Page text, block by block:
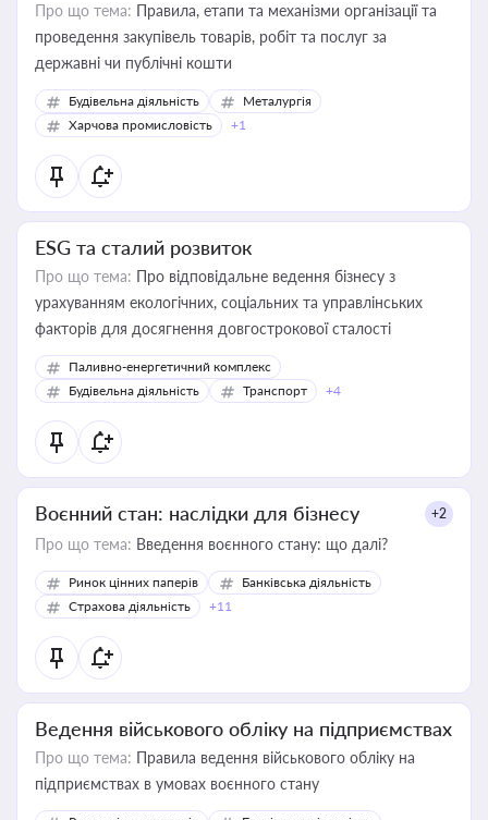
Про що тема: Правила, етапи та механізми організації та
проведення закупівель товарів, робіт та послуг за
державні чи публічні кошти
Будівельна діяльність
Металургія
Харчова промисловість
+1
ESG та сталий розвиток
Про що тема: Про відповідальне ведення бізнесу з
урахуванням екологічних, соціальних та управлінських
факторів для досягнення довгострокової сталості
Паливно-енергетичний комплекс
Будівельна діяльність
Транспорт +4
Воєнний стан: наслідки для бізнесу +2
Про що тема: Введення воєнного стану: що далі?
Ринок цінних паперів
Банківська діяльність
Страхова діяльність
+11
Ведення військового обліку на підприємствах
Про що тема: Правила ведення військового обліку на
підприємствах в умовах воєнного стану